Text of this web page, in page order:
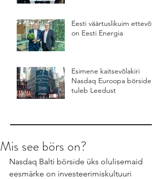
Eesti väärtuslikuim ettevõte
on Eesti Energia
Esimene kaitsevõlakiri
Nasdaq Euroopa börsidel
tuleb Leedust
Mis see börs on?
Nasdaq Balti börside üks olulisemaid
eesmärke on investeerimiskultuuri